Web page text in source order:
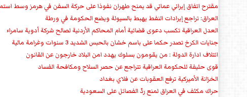
مقترح اتفاق إيراني عماني قد يمنح طهران نفوذا على حركة السفن في هرمز وسط
العراق: تراجع إيرادات النفط يهبط بالسيولة ويضع الحكومة في ورطة
العدل العراقية تكسب دعوى قضائية أمام المحاكم الأردنية لصالح شركة أدوية سامراء
جنايات الكرخ تصدر حكما على باسم خشان بالحبس الشديد 3 سنوات وغرامة مالية
ائتلاف ادارة الدولة : من يقومون بسلوك يهدد امن البلاد خارجون عن القانون
قوى حليفة للحكومة العراقية تتراجع عن حصر السلاح ومكافحة الفساد
الخزانة الأميركية ترفع العقوبات عن فلاي بغداد
حراك مكثف في العراق لمنع ردّ الفصائل على السعودية